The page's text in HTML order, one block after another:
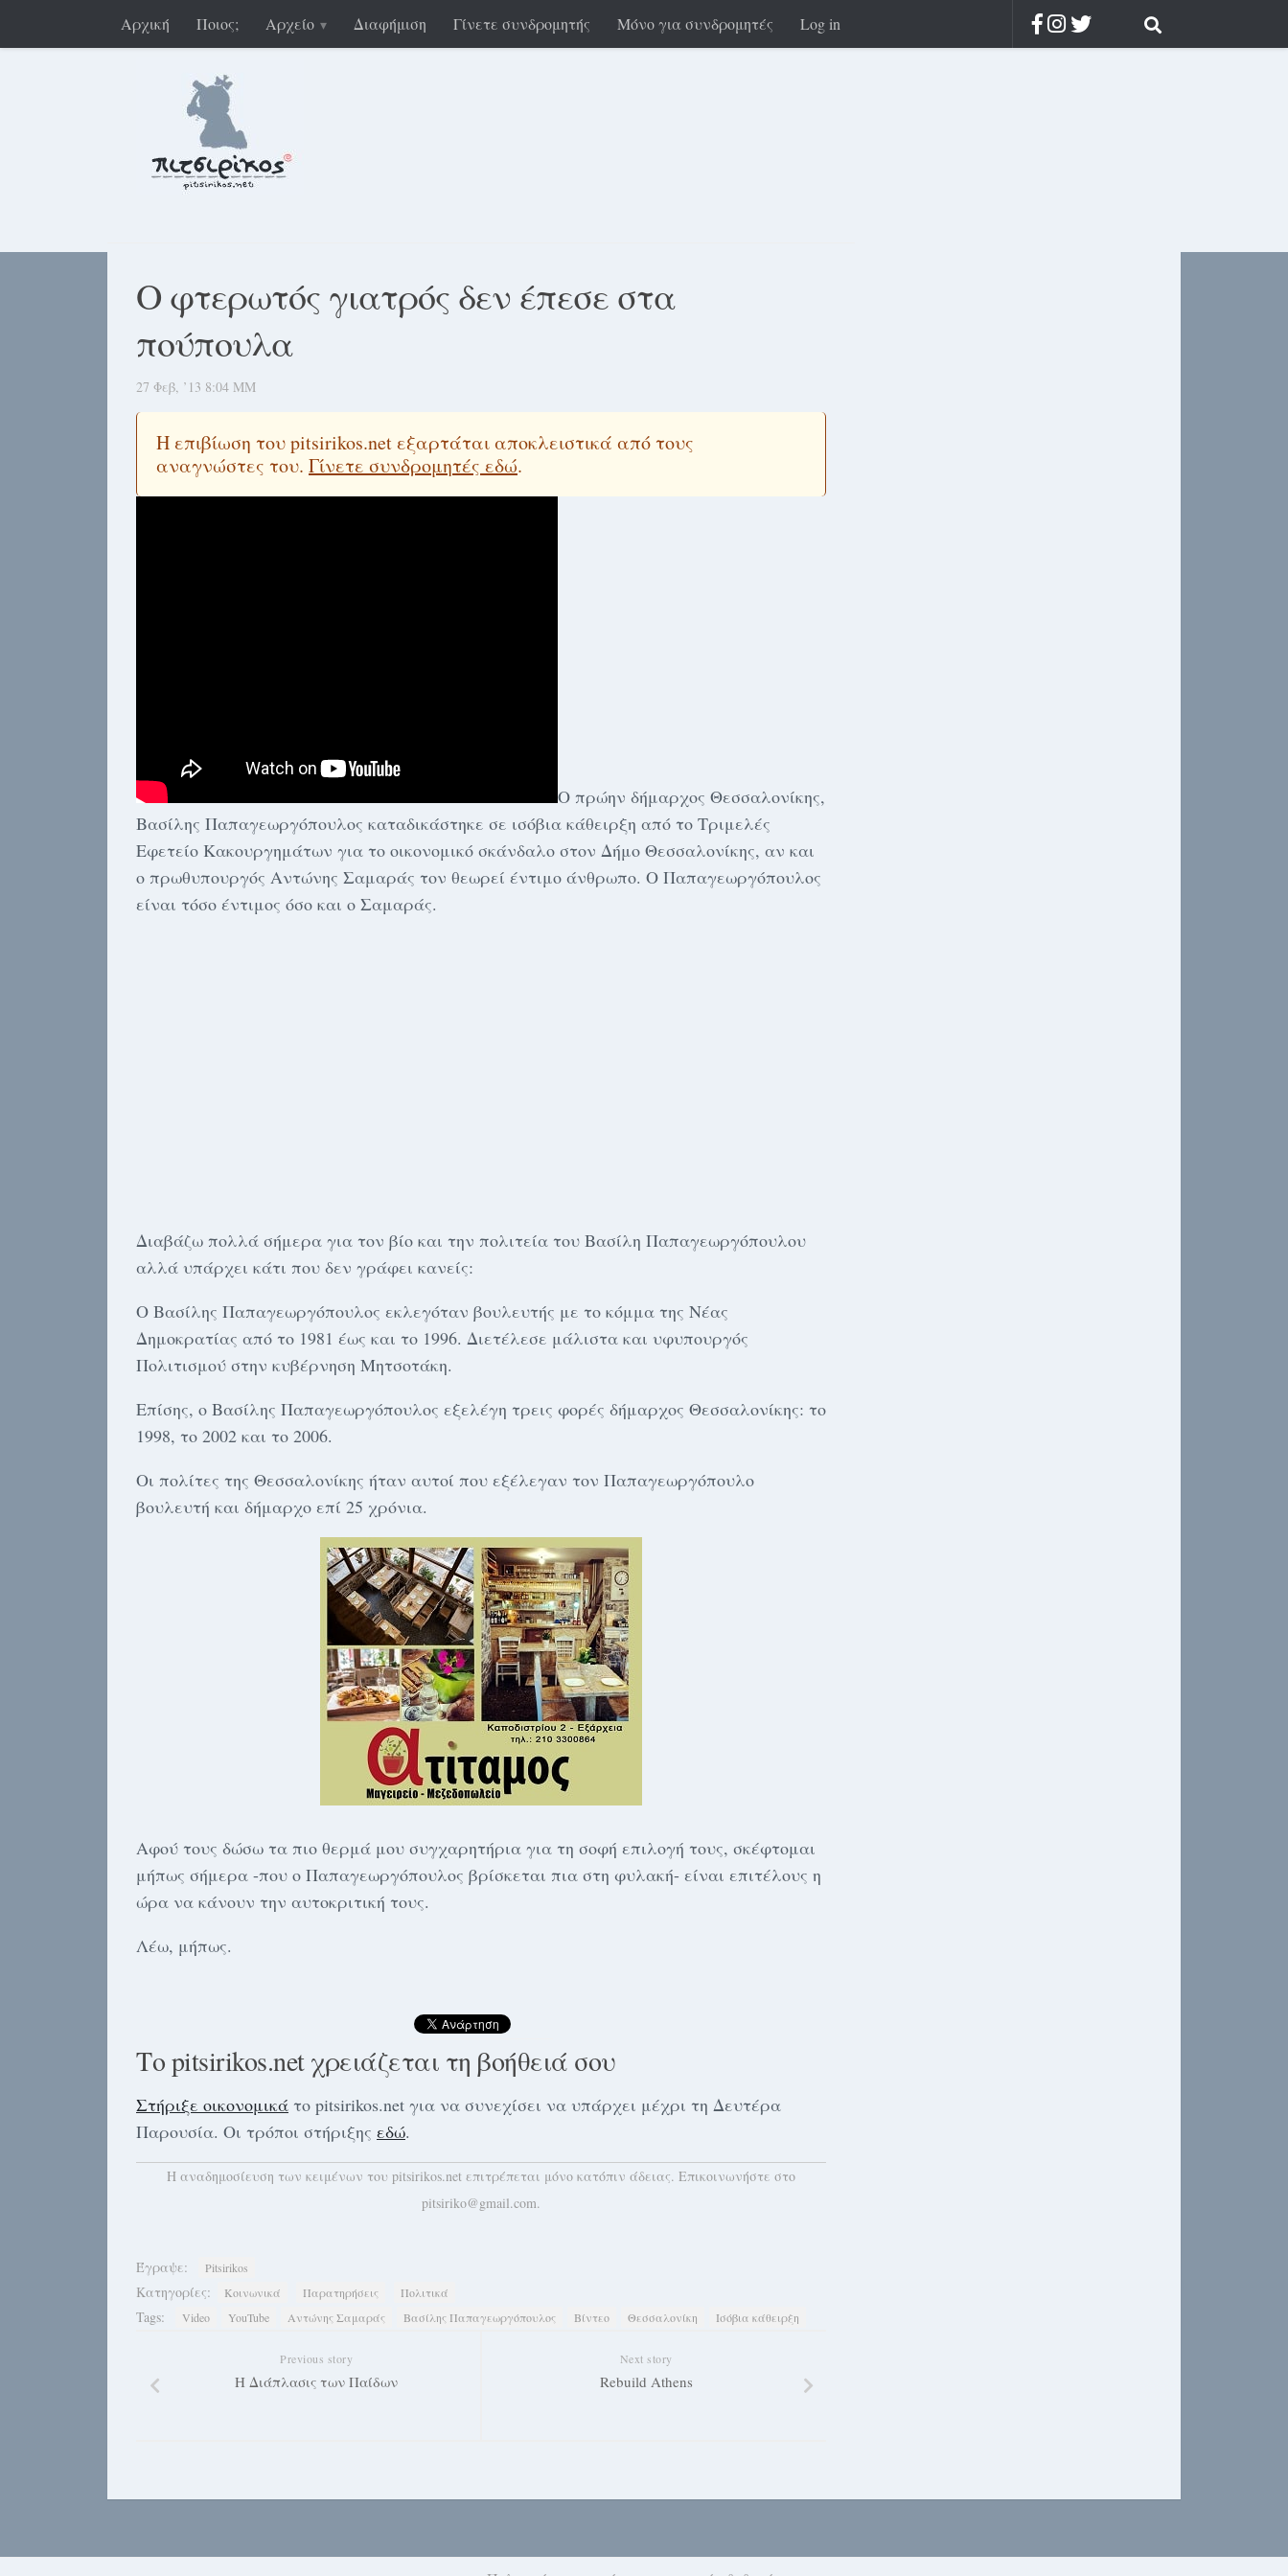
Αρχική Ποιος; Αρχείο Διαφήμιση Γίνετε συνδρομητής Μόνο για συνδρομητές Log in
Ο φτερωτός γιατρός δεν έπεσε στα
πούπουλα
27 Φεβ, ’13 8:04 ΜΜ
Η επιβίωση του pitsirikos.net εξαρτάται αποκλειστικά από τους
αναγνώστες του. Γίνετε συνδρομητές εδώ.
Ο πρώην δήμαρχος Θεσσαλονίκης,
Βασίλης Παπαγεωργόπουλος καταδικάστηκε σε ισόβια κάθειρξη από το Τριμελές
Εφετείο Κακουργημάτων για το οικονομικό σκάνδαλο στον Δήμο Θεσσαλονίκης, αν και
ο πρωθυπουργός Αντώνης Σαμαράς τον θεωρεί έντιμο άνθρωπο. Ο Παπαγεωργόπουλος
είναι τόσο έντιμος όσο και ο Σαμαράς.
Διαβάζω πολλά σήμερα για τον βίο και την πολιτεία του Βασίλη Παπαγεωργόπουλου
αλλά υπάρχει κάτι που δεν γράφει κανείς:
Ο Βασίλης Παπαγεωργόπουλος εκλεγόταν βουλευτής με το κόμμα της Νέας
Δημοκρατίας από το 1981 έως και το 1996. Διετέλεσε μάλιστα και υφυπουργός
Πολιτισμού στην κυβέρνηση Μητσοτάκη.
Επίσης, ο Βασίλης Παπαγεωργόπουλος εξελέγη τρεις φορές δήμαρχος Θεσσαλονίκης: το
1998, το 2002 και το 2006.
Οι πολίτες της Θεσσαλονίκης ήταν αυτοί που εξέλεγαν τον Παπαγεωργόπουλο
βουλευτή και δήμαρχο επί 25 χρόνια.
Αφού τους δώσω τα πιο θερμά μου συγχαρητήρια για τη σοφή επιλογή τους, σκέφτομαι
μήπως σήμερα -που ο Παπαγεωργόπουλος βρίσκεται πια στη φυλακή- είναι επιτέλους η
ώρα να κάνουν την αυτοκριτική τους.
Λέω, μήπως.
Το pitsirikos.net χρειάζεται τη βοήθειά σου
Στήριξε οικονομικά το pitsirikos.net για να συνεχίσει να υπάρχει μέχρι τη Δευτέρα
Παρουσία. Οι τρόποι στήριξης εδώ.
H αναδημοσίευση των κειμένων του pitsirikos.net επιτρέπεται μόνο κατόπιν άδειας. Επικοινωνήστε στο
pitsiriko@gmail.com.
Έγραψε: Pitsirikos
Κατηγορίες: Κοινωνικά Παρατηρήσεις Πολιτικά
Tags: Video YouTube Αντώνης Σαμαράς Βασίλης Παπαγεωργόπουλος Βίντεο Θεσσαλονίκη Ισόβια κάθειρξη
Next story
Rebuild Athens
Previous story
Η Διάπλασις των Παίδων